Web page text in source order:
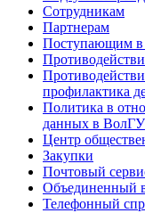
Сотрудникам
Партнерам
Поступающим
профилактика
Политика в
данных в ВолГУ
Центр
Закупки
Почтовый
Объединенный
Телефонный